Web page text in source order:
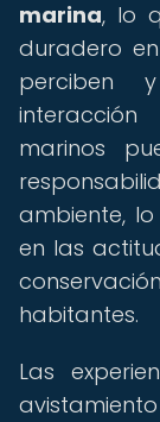
marina, lo
duradero
perciben
marinos
ambiente,
en las
habitantes.
Las